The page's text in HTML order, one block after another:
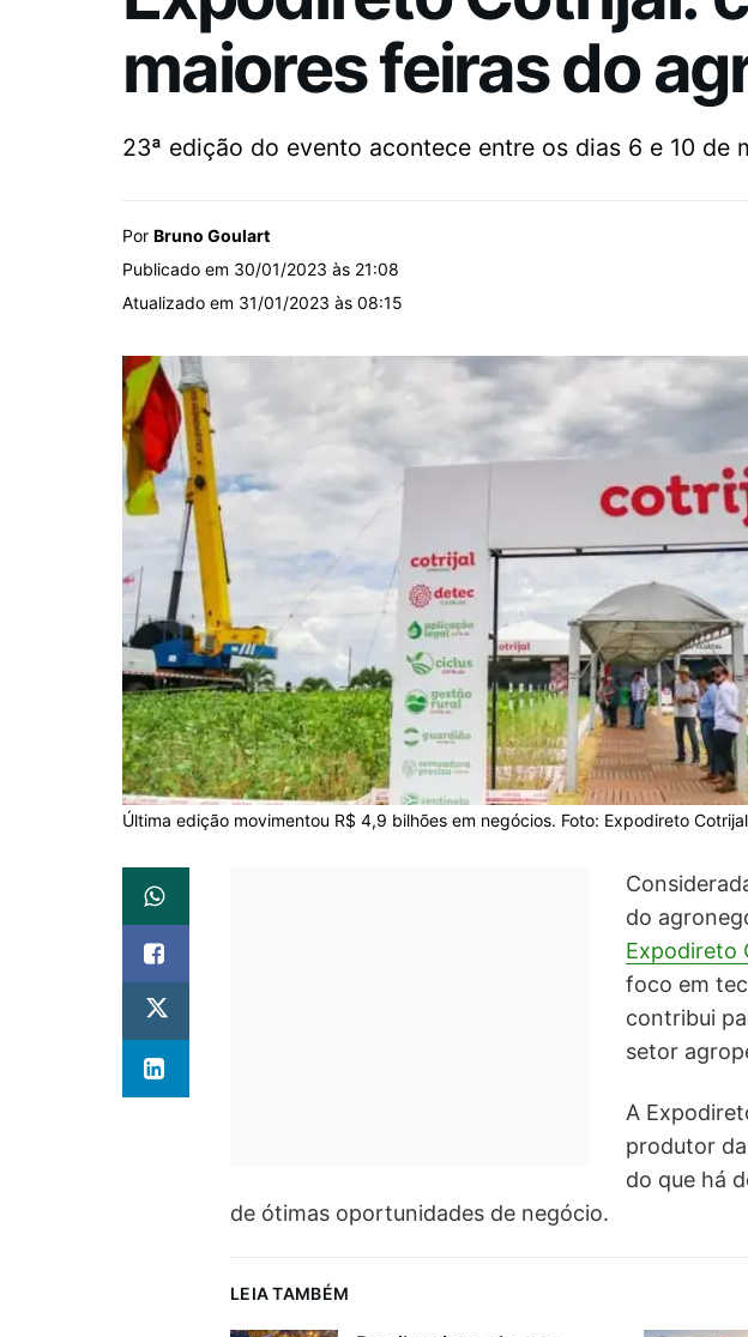
maiores feiras do
23ª edição do evento acontece entre os dias 6 e 10 de
Por Bruno Goulart
Publicado em 30/01/2023 às 21:08
Atualizado em 31/01/2023 às 08:15
Última edição movimentou R$ 4,9 bilhões em negócios. Foto: Expodireto
do
Expodireto
foco em
contribui
setor
A
produtor
do que há
de ótimas oportunidades de negócio.
LEIA TAMBÉM